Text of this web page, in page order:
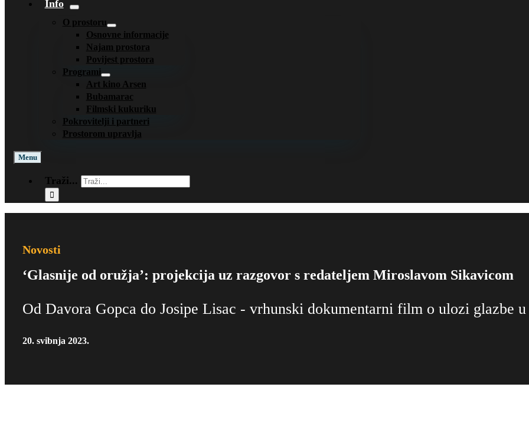
Info
O prostoru
Osnovne informacije
Najam prostora
Povijest prostora
Programi
Art kino Arsen
Bubamarac
Filmski kukuriku
Pokrovitelji i partneri
Prostorom upravlja
Menu
Traži...
Novosti
‘Glasnije od oružja’: projekcija uz razgovor s redateljem Miroslavom Sikavicom
Od Davora Gopca do Josipe Lisac - vrhunski dokumentarni film o ulozi glazbe u
20. svibnja 2023.